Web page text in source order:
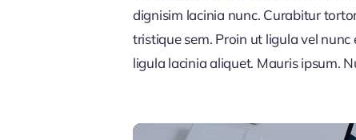
dignisim lacinia nunc. Curabitur
tristique sem. Proin ut ligula vel
ligula lacinia aliquet. Mauris ipsum.